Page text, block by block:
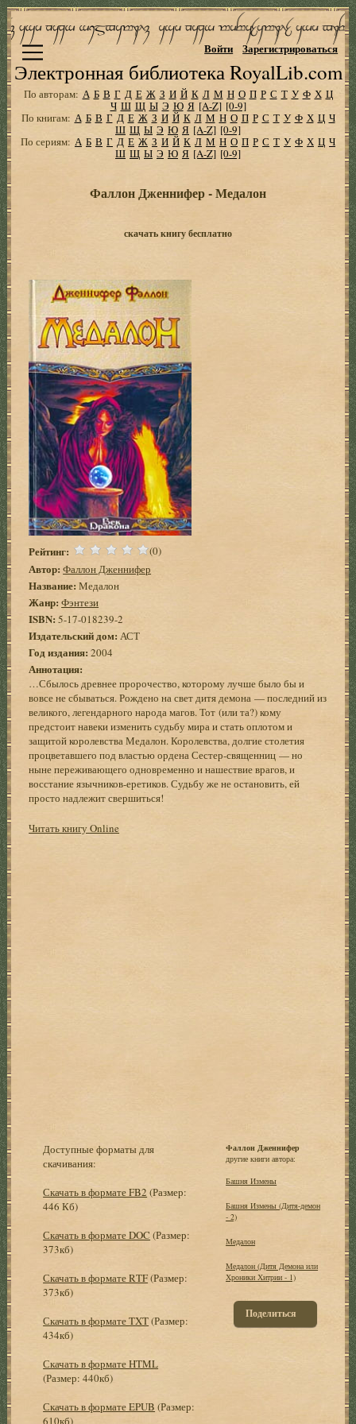
Электронная библиотека RoyalLib.com
Войти Зарегистрироваться
По авторам: А Б В Г Д Е Ж З И Й К Л М Н О П Р С Т У Ф Х Ц
Ч Ш Щ Ы Э Ю Я [A-Z] [0-9]
По книгам: А Б В Г Д Е Ж З И Й К Л М Н О П Р С Т У Ф Х Ц Ч
Ш Щ Ы Э Ю Я [A-Z] [0-9]
По сериям: А Б В Г Д Е Ж З И Й К Л М Н О П Р С Т У Ф Х Ц Ч
Ш Щ Ы Э Ю Я [A-Z] [0-9]
Фаллон Дженнифер - Медалон
скачать книгу бесплатно
Рейтинг: (0)
Автор: Фаллон Дженнифер
Название: Медалон
Жанр: Фэнтези
ISBN:5-17-018239-2
Издательский дом: АСТ
Год издания: 2004
Аннотация:
…Сбылось древнее пророчество, которому лучше было бы и
вовсе не сбываться. Рождено на свет дитя демона — последний из
великого, легендарного народа магов. Тот (или та?) кому
предстоит навеки изменить судьбу мира и стать оплотом и
защитой королевства Медалон. Королевства, долгие столетия
процветавшего под властью ордена Сестер-священниц — но
ныне переживающего одновременно и нашествие врагов, и
восстание язычников-еретиков. Судьбу же не остановить, ей
просто надлежит свершиться!
Читать книгу Online
Доступные форматы для
скачивания:
Скачать в формате FB2 (Размер:
446 Кб)
Скачать в формате DOC (Размер:
373кб)
Скачать в формате RTF(Размер:
373кб)
Скачать в формате TXT(Размер:
434кб)
Скачать в формате HTML
(Размер: 440кб)
Скачать в формате EPUB (Размер:
610кб)
Фаллон Дженнифер
другие книги автора:
Башня Измены
Башня Измены (Дитя-демон
- 2)
Медалон
Медалон (Дитя Демона или
Хроники Хитрии - 1)
Поделиться